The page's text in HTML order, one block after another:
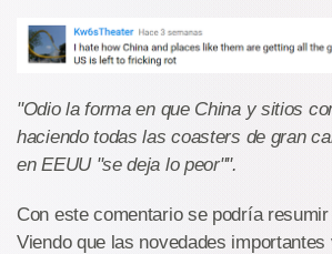
"Odio la forma en que China y sitios
haciendo todas las coasters de gran
en EEUU "se deja lo peor"".
Con este comentario se podría
Viendo que las novedades importantes